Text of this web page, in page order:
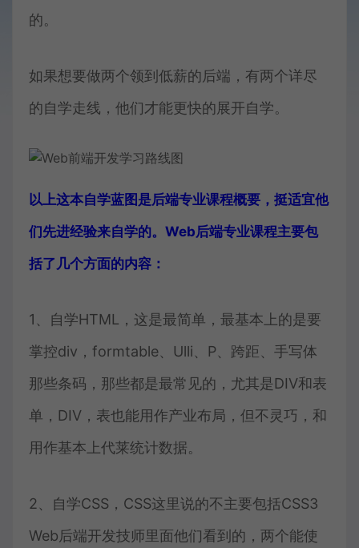
的。
如果想要做两个领到低薪的后端，有两个详尽
的自学走线，他们才能更快的展开自学。
以上这本自学蓝图是后端专业课程概要，挺适宜他
们先进经验来自学的。Web后端专业课程主要包
括了几个方面的内容：
1、自学HTML，这是最简单，最基本上的是要
掌控div，formtable、Ulli、P、跨距、手写体
那些条码，那些都是最常见的，尤其是DIV和表
单，DIV，表也能用作产业布局，但不灵巧，和
用作基本上代莱统计数据。
2、自学CSS，CSS这里说的不主要包括CSS3
Web后端开发技师里面他们看到的，两个能使